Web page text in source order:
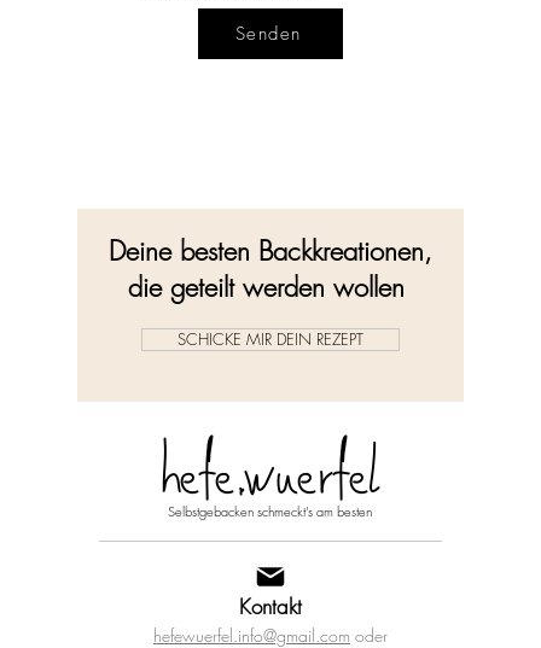
Senden
Deine besten Backkreationen,
die geteilt werden wollen
SCHICKE MIR DEIN REZEPT
hefe.wuerfel
Selbstgebacken schmeckt's am besten
Kontakt
hefewuerfel.info@gmail.com oder